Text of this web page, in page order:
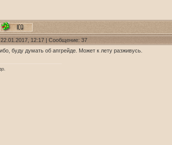
22.01.2017, 12:17 | Сообщение: 37
буду думать об апгрейде. Может к лету разживусь.